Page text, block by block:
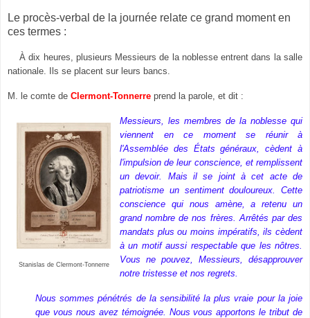
Le procès-verbal de la journée relate ce grand moment en
ces termes :
À dix heures, plusieurs Messieurs de la noblesse entrent dans la salle
nationale. Ils se placent sur leurs bancs.
M. le comte de Clermont-Tonnerre prend la parole, et dit :
Stanislas de Clermont-Tonnerre
Messieurs, les membres de la noblesse qui
viennent en ce moment se réunir à
l'Assemblée des États généraux, cèdent à
l'impulsion de leur conscience, et remplissent
un devoir. Mais il se joint à cet acte de
patriotisme un sentiment douloureux. Cette
conscience qui nous amène, a retenu un
grand nombre de nos frères. Arrêtés par des
mandats plus ou moins impératifs, ils cèdent
à un motif aussi respectable que les nôtres.
Vous ne pouvez, Messieurs, désapprouver
notre tristesse et nos regrets.
Nous sommes pénétrés de la sensibilité la plus vraie pour la joie
que vous nous avez témoignée. Nous vous apportons le tribut de